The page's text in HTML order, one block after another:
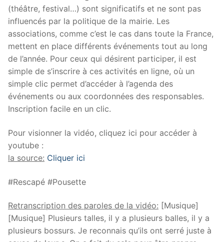
(théâtre, festival…) sont significatifs et ne sont pas
influencés par la politique de la mairie. Les
associations, comme c’est le cas dans toute la France,
mettent en place différents événements tout au long
de l’année. Pour ceux qui désirent participer, il est
simple de s’inscrire à ces activités en ligne, où un
simple clic permet d’accéder à l’agenda des
événements ou aux coordonnées des responsables.
Inscription facile en un clic.
Pour visionner la vidéo, cliquez ici pour accéder à
youtube :
la source: Cliquer ici
#Rescapé #Pousette
Retranscription des paroles de la vidéo: [Musique]
[Musique] Plusieurs talles, il y a plusieurs balles, il y a
plusieurs bossurs. Je reconnais qu’ils ont serré juste à